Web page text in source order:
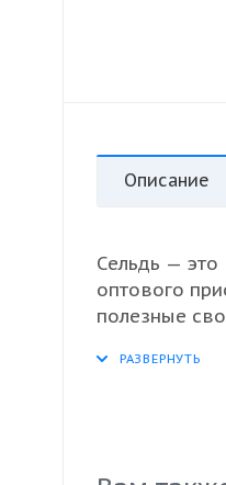
Описание
Сельдь —
оптового
полезные
этот